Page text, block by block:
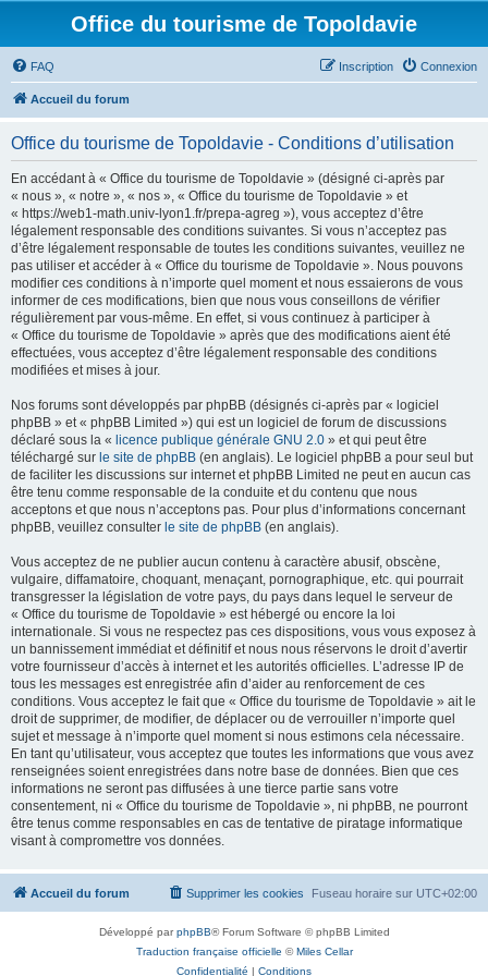
Office du tourisme de Topoldavie
FAQ Connexion
Inscription
Accueil du forum
Office du tourisme de Topoldavie - Conditions d’utilisation
En accédant à « Office du tourisme de Topoldavie » (désigné ci-après par
« nous », « notre », « nos », « Office du tourisme de Topoldavie » et
« https://web1-math.univ-lyon1.fr/prepa-agreg »), vous acceptez d’être
légalement responsable des conditions suivantes. Si vous n’acceptez pas
d’être légalement responsable de toutes les conditions suivantes, veuillez ne
pas utiliser et accéder à « Office du tourisme de Topoldavie ». Nous pouvons
modifier ces conditions à n’importe quel moment et nous essaierons de vous
informer de ces modifications, bien que nous vous conseillons de vérifier
régulièrement par vous-même. En effet, si vous continuez à participer à
« Office du tourisme de Topoldavie » après que des modifications aient été
effectuées, vous acceptez d’être légalement responsable des conditions
modifiées et mises à jour.
Nos forums sont développés par phpBB (désignés ci-après par « logiciel
phpBB » et « phpBB Limited ») qui est un logiciel de forum de discussions
déclaré sous la « licence publique générale GNU 2.0 » et qui peut être
téléchargé sur le site de phpBB (en anglais). Le logiciel phpBB a pour seul but
de faciliter les discussions sur internet et phpBB Limited ne peut en aucun cas
être tenu comme responsable de la conduite et du contenu que nous
acceptons et que nous n’acceptons pas. Pour plus d’informations concernant
phpBB, veuillez consulter le site de phpBB (en anglais).
Vous acceptez de ne publier aucun contenu à caractère abusif, obscène,
vulgaire, diffamatoire, choquant, menaçant, pornographique, etc. qui pourrait
transgresser la législation de votre pays, du pays dans lequel le serveur de
« Office du tourisme de Topoldavie » est hébergé ou encore la loi
internationale. Si vous ne respectez pas ces dispositions, vous vous exposez à
un bannissement immédiat et définitif et nous nous réservons le droit d’avertir
votre fournisseur d’accès à internet et les autorités officielles. L’adresse IP de
tous les messages est enregistrée afin d’aider au renforcement de ces
conditions. Vous acceptez le fait que « Office du tourisme de Topoldavie » ait le
droit de supprimer, de modifier, de déplacer ou de verrouiller n’importe quel
sujet et message à n’importe quel moment si nous estimons cela nécessaire.
En tant qu’utilisateur, vous acceptez que toutes les informations que vous avez
renseignées soient enregistrées dans notre base de données. Bien que ces
informations ne seront pas diffusées à une tierce partie sans votre
consentement, ni « Office du tourisme de Topoldavie », ni phpBB, ne pourront
être tenus comme responsables en cas de tentative de piratage informatique
visant à compromettre vos données.
Accueil du forum Fuseau horaire sur UTC+02:00
Supprimer les cookies
Développé parphpBB® Forum Software © phpBB Limited
Traduction française officielle ©Miles Cellar
Confidentialité | Conditions